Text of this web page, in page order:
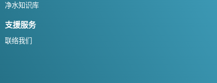
净水知识库
支援服务
联络我们